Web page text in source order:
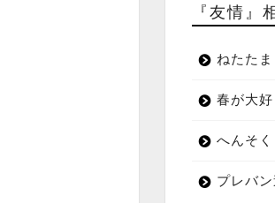
『友情』
ねたたま
春が大好
へんそく
プレバ